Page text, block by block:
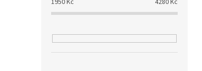
1950Kč 4280Kč